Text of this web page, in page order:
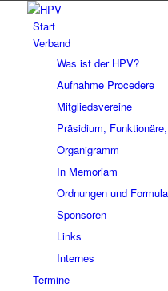
Start
Verband
Was ist der HPV?
Aufnahme Procedere
Mitgliedsvereine
Präsidium,
Organigramm
In Memoriam
Ordnungen und
Sponsoren
Links
Internes
Termine